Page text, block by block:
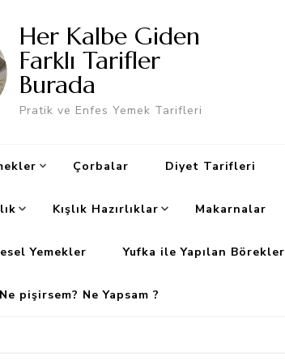
Her Kalbe Giden
Farklı Tarifler
Burada
Pratik ve Enfes Yemek Tarifleri
Çorbalar Diyet Tarifleri
Kışlık Hazırlıklar Makarnalar
Yemekler Yufka ile Yapılan Börekler
Ne pişirsem? Ne Yapsam ?